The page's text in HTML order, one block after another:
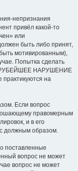
непризнания
привёл какой-то
или
быть либо принят,
мотивированным),
Попытка сделать
ГРУБЕЙШЕЕ НАРУШЕНИЕ
практикуются на
Если вопрос
правомерным
и в его
должным образом.
поставленные
вопрос не может
вопрос не может